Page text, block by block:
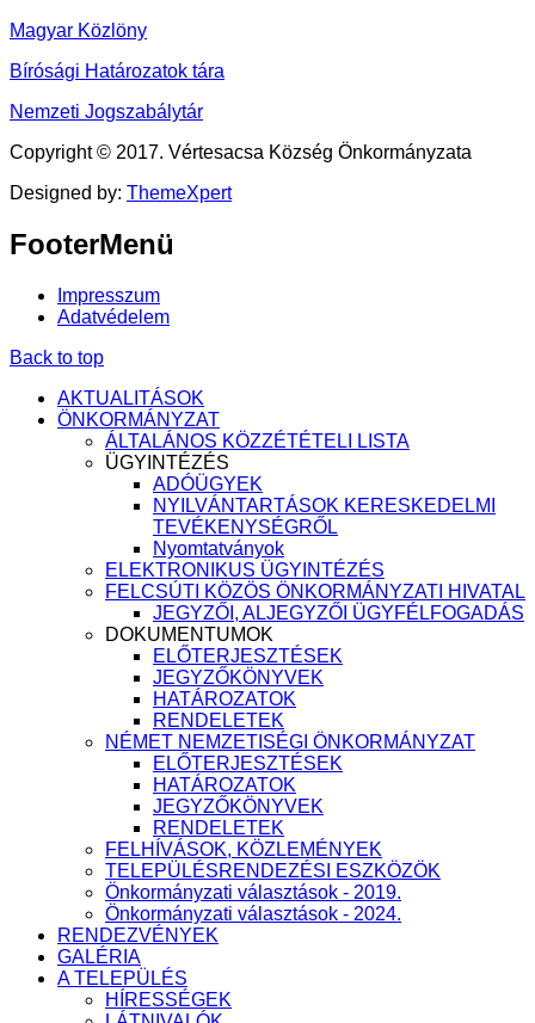
Magyar Közlöny
Bírósági Határozatok tára
Nemzeti Jogszabálytár
Copyright © 2017. Vértesacsa Község Önkormányzata
Designed by: ThemeXpert
FooterMenü
Impresszum
Adatvédelem
Back to top
AKTUALITÁSOK
ÖNKORMÁNYZAT
ÁLTALÁNOS KÖZZÉTÉTELI LISTA
ÜGYINTÉZÉS
ADÓÜGYEK
NYILVÁNTARTÁSOK KERESKEDELMI
TEVÉKENYSÉGRŐL
Nyomtatványok
ELEKTRONIKUS ÜGYINTÉZÉS
FELCSÚTI KÖZÖS ÖNKORMÁNYZATI HIVATAL
JEGYZŐI, ALJEGYZŐI ÜGYFÉLFOGADÁS
DOKUMENTUMOK
ELŐTERJESZTÉSEK
JEGYZŐKÖNYVEK
HATÁROZATOK
RENDELETEK
NÉMET NEMZETISÉGI ÖNKORMÁNYZAT
ELŐTERJESZTÉSEK
HATÁROZATOK
JEGYZŐKÖNYVEK
RENDELETEK
FELHÍVÁSOK, KÖZLEMÉNYEK
TELEPÜLÉSRENDEZÉSI ESZKÖZÖK
Önkormányzati választások - 2019.
Önkormányzati választások - 2024.
RENDEZVÉNYEK
GALÉRIA
A TELEPÜLÉS
HÍRESSÉGEK